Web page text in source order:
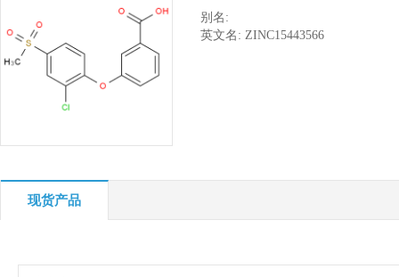
别名:
英文名: ZINC15443566
现货产品